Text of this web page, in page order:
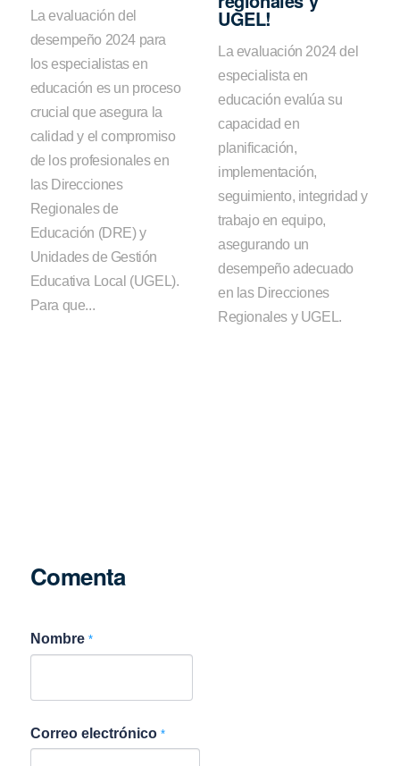
La evaluación del
desempeño 2024 para
los especialistas en
educación es un proceso
crucial que asegura la
calidad y el compromiso
de los profesionales en
las Direcciones
Regionales de
Educación (DRE) y
Unidades de Gestión
Educativa Local (UGEL).
Para que...
UGEL!
La evaluación 2024 del
especialista en
educación evalúa su
capacidad en
planificación,
implementación,
seguimiento, integridad y
trabajo en equipo,
asegurando un
desempeño adecuado
en las Direcciones
Regionales y UGEL.
Comenta
Nombre *
Correo electrónico *